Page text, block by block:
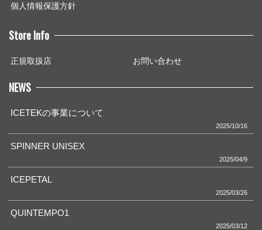
個人情報保護方針
Store Info
正規取扱店 お問い合わせ
NEWS
ICETEKの事業について
2025/10/16
SPINNER UNISEX
2025/04/9
ICEPETAL
2025/03/26
QUINTEMPO1
2025/03/12